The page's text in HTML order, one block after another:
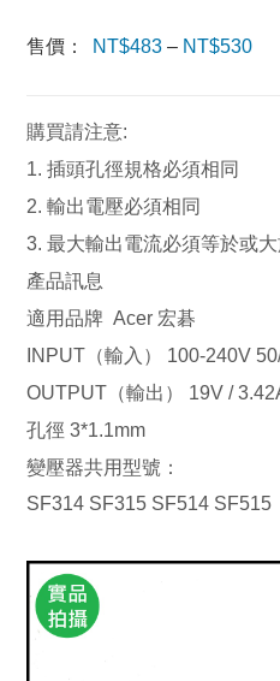
售價： NT$483 – NT$530價
購買請注意:
1.插頭孔徑規格必須相同
2.輸出電壓必須相同
3.最大輸出電流必須等於或
產品訊息
適用品牌 Acer 宏碁
INPUT（輸入） 100-240V
OUTPUT（輸出） 19V /
孔徑 3*1.1mm
變壓器共用型號：
SF314 SF315 SF514 SF515